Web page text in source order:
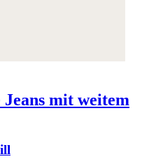
mit weitem